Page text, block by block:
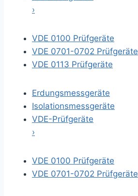
›
VDE 0100 Prüfgeräte
VDE 0701-0702 Prüfgeräte
VDE 0113 Prüfgeräte
Erdungsmessgeräte
Isolationsmessgeräte
VDE-Prüfgeräte
›
VDE 0100 Prüfgeräte
VDE 0701-0702 Prüfgeräte